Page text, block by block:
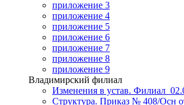
приложение 3
приложение 4
приложение 5
приложение 6
приложение 7
приложение 8
приложение 9
Владимирский филиал
Изменения в устав.
Структура. Приказ № 408/Осн